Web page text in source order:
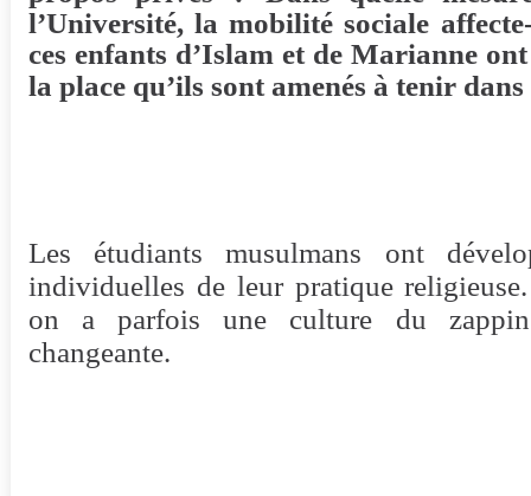
l’Université, la mobilité sociale
ces enfants d’Islam et de Marianne ont
la place qu’ils sont amenés à tenir dans
Les étudiants musulmans ont
individuelles de leur pratique
on a parfois une culture du
changeante.